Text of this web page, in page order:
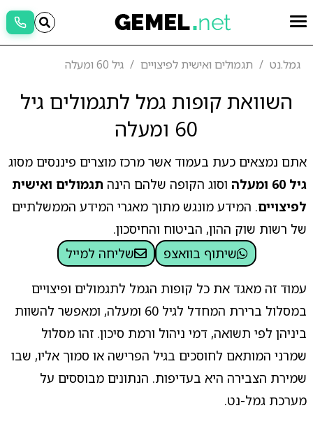
גמל.נט תגמולים ואישית לפיצויים גיל 60 ומעלה
השוואת קופות גמל לתגמולים גיל
60 ומעלה
אתם נמצאים כעת בעמוד אשר מרכז מוצרים פיננסים מסוג
גיל 60 ומעלה
וסוג הקופה שלהם הינה תגמולים ואישית
לפיצויים. המידע מונגש מתוך מאגרי המידע הממשלתיים
של רשות שוק ההון, הביטוח והחיסכון.
שיתוף בוואצפ
שליחה למייל
עמוד זה מאגד את כל קופות הגמל לתגמולים ופיצויים
במסלול ברירת המחדל לגיל 60 ומעלה, ומאפשר להשוות
ביניהן לפי תשואה, דמי ניהול ורמת סיכון. זהו מסלול
שמרני המותאם לחוסכים בגיל הפרישה או סמוך אליו, שבו
שמירת הצבירה היא בעדיפות. הנתונים מבוססים על
מערכת גמל-נט.